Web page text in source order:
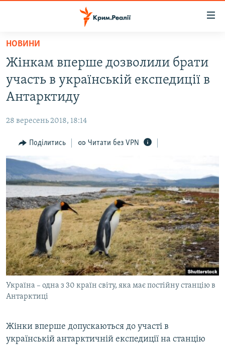
Перейти
основного
матеріалу
Перейти
до
основної
навігації
Перейти
до
пошуку
ВІДЕО ТА ФОТО
БЛОГИ
ПОГЛЯД
ІНТЕРВ'Ю
ВСЕ ЗА ДЕНЬ
СПЕЦПРОЕКТИ
ДЕПОРТАЦІЯ
ВІДЕОУРОКИ «ELIFBE»
СВІДЧЕННЯ ОКУПАЦІЇ
УКРАЇНСЬКА ПРОБЛЕМА КРИМУ
ІНФОГРАФІКА
ЯК ОБІЙТИ БЛОКУВАННЯ
Русский
Qırımtatar
ДОЛУЧАЙСЯ!
Усі сайти RFE/RL
НОВИНИ
Жінкам вперше дозволили брати
участь в українській експедиції в
Антарктиду
28 вересень 2018, 18:14
Поділитись Читати без VPN
Україна – одна з 30 країн світу, яка має постійну станцію в
Антарктиці
Жінки вперше допускаються до участі в
українській антарктичній експедиції на станцію